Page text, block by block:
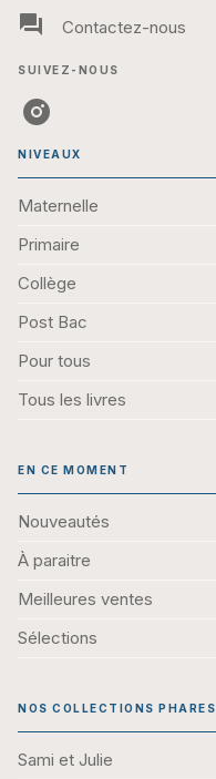
question_answer Contactez-nous
SUIVEZ-NOUS
NIVEAUX
Maternelle
Primaire
Collège
Post Bac
Pour tous
Tous les livres
EN CE MOMENT
Nouveautés
À paraitre
Meilleures ventes
Sélections
NOS COLLECTIONS PHARES
Sami et Julie